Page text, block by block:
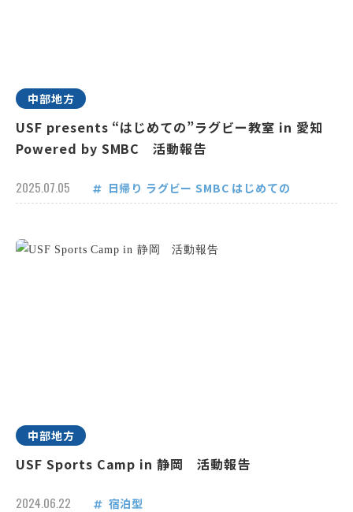
中部地方
USF presents “はじめての”ラグビー教室 in 愛知
Powered by SMBC 活動報告
2025.07.05 日帰り ラグビー SMBC はじめての
中部地方
USF Sports Camp in 静岡 活動報告
2024.06.22 宿泊型